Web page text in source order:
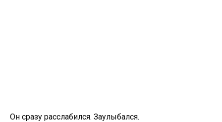
Он сразу расслабился. Заулыбался.